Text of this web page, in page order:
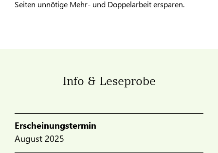
Seiten unnötige Mehr- und Doppelarbeit ersparen.
Info & Leseprobe
Erscheinungstermin
August 2025